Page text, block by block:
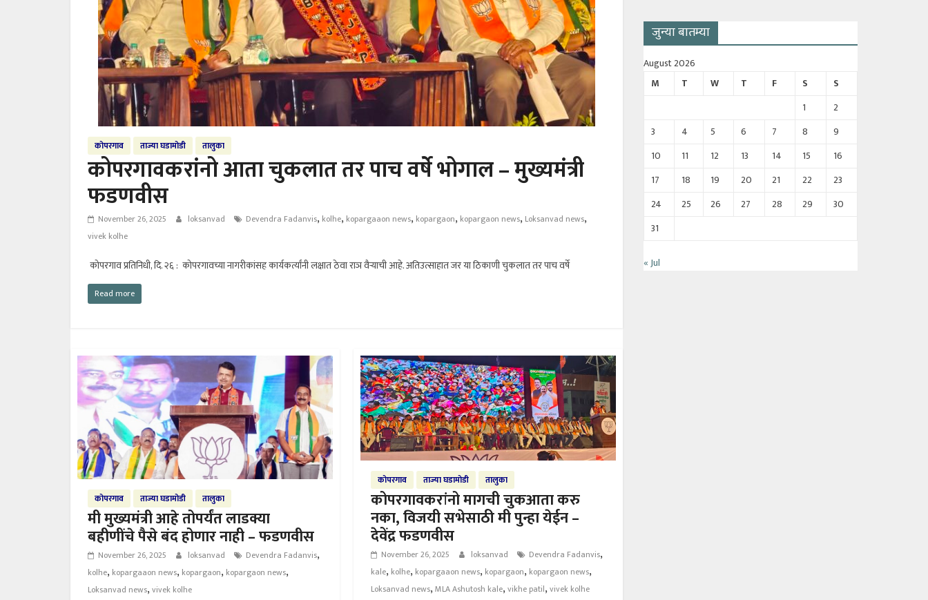
कोपरगाव ताज्या घडामोडी तालुका
कोपरगावकरांनो आता चुकलात तर पाच वर्षे भोगाल – मुख्यमंत्री
फडणवीस
November 26, 2025 loksanvad Devendra Fadanvis, kolhe, kopargaaon news, kopargaon, kopargaon news, Loksanvad news,
vivek kolhe
कोपरगाव प्रतिनिधी, दि. २६ : कोपरगावच्या नागरीकांसह कार्यकर्त्यांनी लक्षात ठेवा राञ वैऱ्याची आहे. अतिउत्साहात जर या ठिकाणी चुकलात तर पाच वर्षे
Read more
कोपरगाव ताज्या घडामोडी तालुका
मी मुख्यमंत्री आहे तोपर्यंत लाडक्या
बहीणींचे पैसे बंद होणार नाही – फडणवीस
November 26, 2025 loksanvad Devendra Fadanvis,
kolhe, kopargaaon news, kopargaon, kopargaon news,
Loksanvad news, vivek kolhe
कोपरगाव ताज्या घडामोडी तालुका
कोपरगावकरांनो मागची चुकआता करु
नका, विजयी सभेसाठी मी पुन्हा येईन –
देवेंद्र फडणवीस
November 26, 2025 loksanvad Devendra Fadanvis,
kale, kolhe, kopargaaon news, kopargaon, kopargaon news,
Loksanvad news,MLA Ashutosh kale,vikhe patil,vivek kolhe
जुन्या बातम्या
August 2026
M
T W T F S
S
1
2
3
4 5 6 7 8
9
10
11 12 13 14 15
16
17
18 19 20 21 22
23
24
25 26 27 28 29
30
31
« Jul